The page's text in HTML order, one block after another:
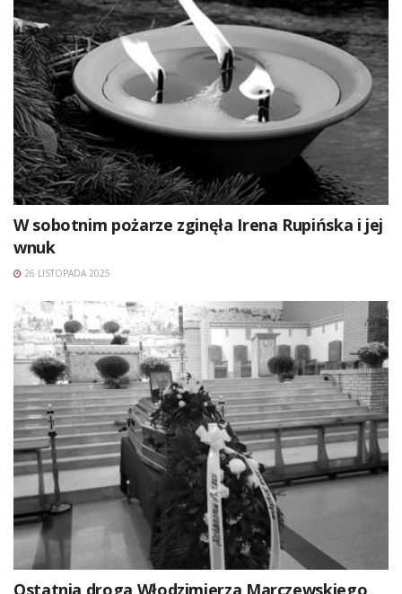
W sobotnim pożarze zginęła Irena Rupińska i jej
wnuk
26 LISTOPADA 2025
Ostatnia droga Włodzimierza Marczewskiego